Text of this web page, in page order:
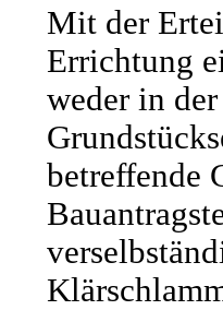
Mit der
Errichtung
weder in
betreffende